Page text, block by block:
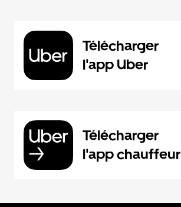
Télécharger
l'app Uber
Télécharger
l'app chauffeur